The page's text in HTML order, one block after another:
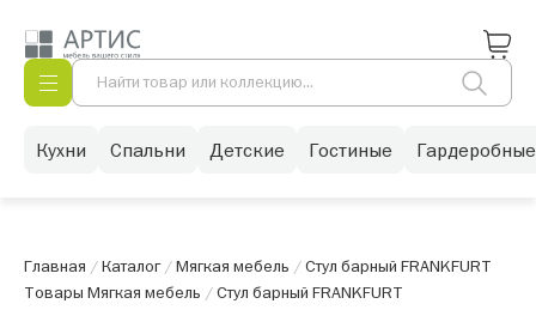
Кухни Спальни Детские Гостиные Гардеробные
Главная /Каталог/Мягкая мебель /Стул барный FRANKFURT
Товары Мягкая мебель /Стул барный FRANKFURT